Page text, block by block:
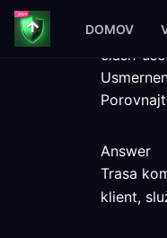
DOMOV
clash-
Answer
Trasa
klient,